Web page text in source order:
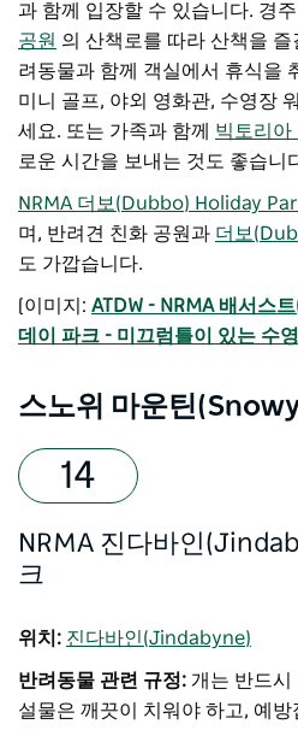
과 함께 입장할 수 있습니다. 경
공원 의 산책로를 따라 산책을
려동물과 함께 객실에서 휴식을
미니 골프, 야외 영화관, 수영장
세요. 또는 가족과 함께 빅토리아
로운 시간을 보내는 것도 좋습니
NRMA 더보(Dubbo) Holiday
며, 반려견 친화 공원과 더보
도 가깝습니다.
[이미지: ATDW - NRMA 배서스
데이 파크 - 미끄럼틀이 있는 수
스노위 마운틴
NRMA 진다바인
크
위치: 진다바인(Jindabyne)
반려동물 관련 규정: 개는 반드시
설물은 깨끗이 치워야 하고, 예방